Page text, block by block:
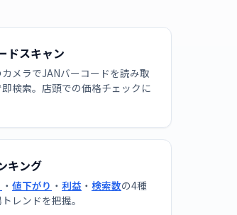
ドスキャン
メラでJANバーコードを読み取
検索。店頭での価格チェックに
キング
・ 値下がり ・ 利益 ・ 検索数の4種
レンドを把握。